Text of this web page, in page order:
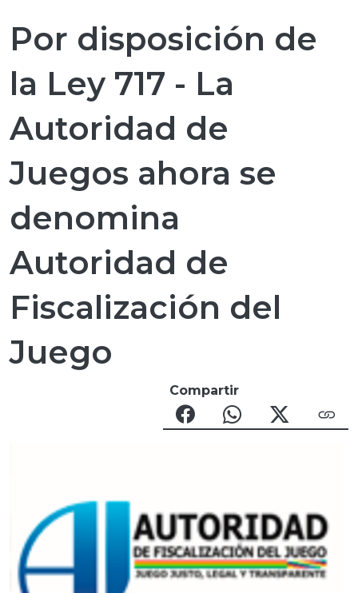
Por disposición de
la Ley 717 - La
Autoridad de
Juegos ahora se
denomina
Autoridad de
Fiscalización del
Juego
Compartir